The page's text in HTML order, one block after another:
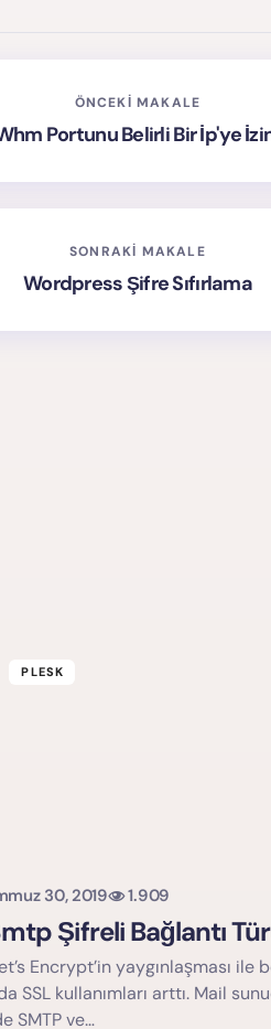
ÖNCEKI MAKALE
Portunu Belirli Bir İp'ye
SONRAKI MAKALE
Wordpress Şifre Sıfırlama
PLESK
30, 2019 1.909
Şifreli Bağlantı
Encrypt’in yaygınlaşması ile
SSL kullanımları arttı. Mail
SMTP ve…